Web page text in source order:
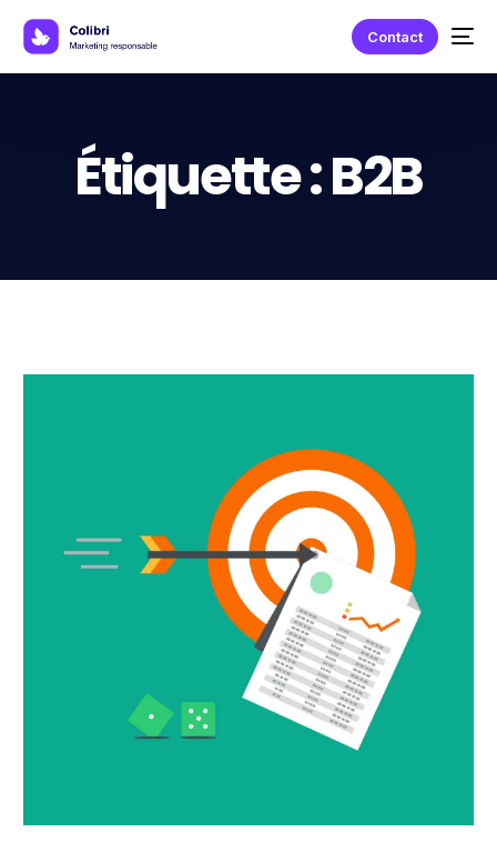
Contact
Étiquette :B2B